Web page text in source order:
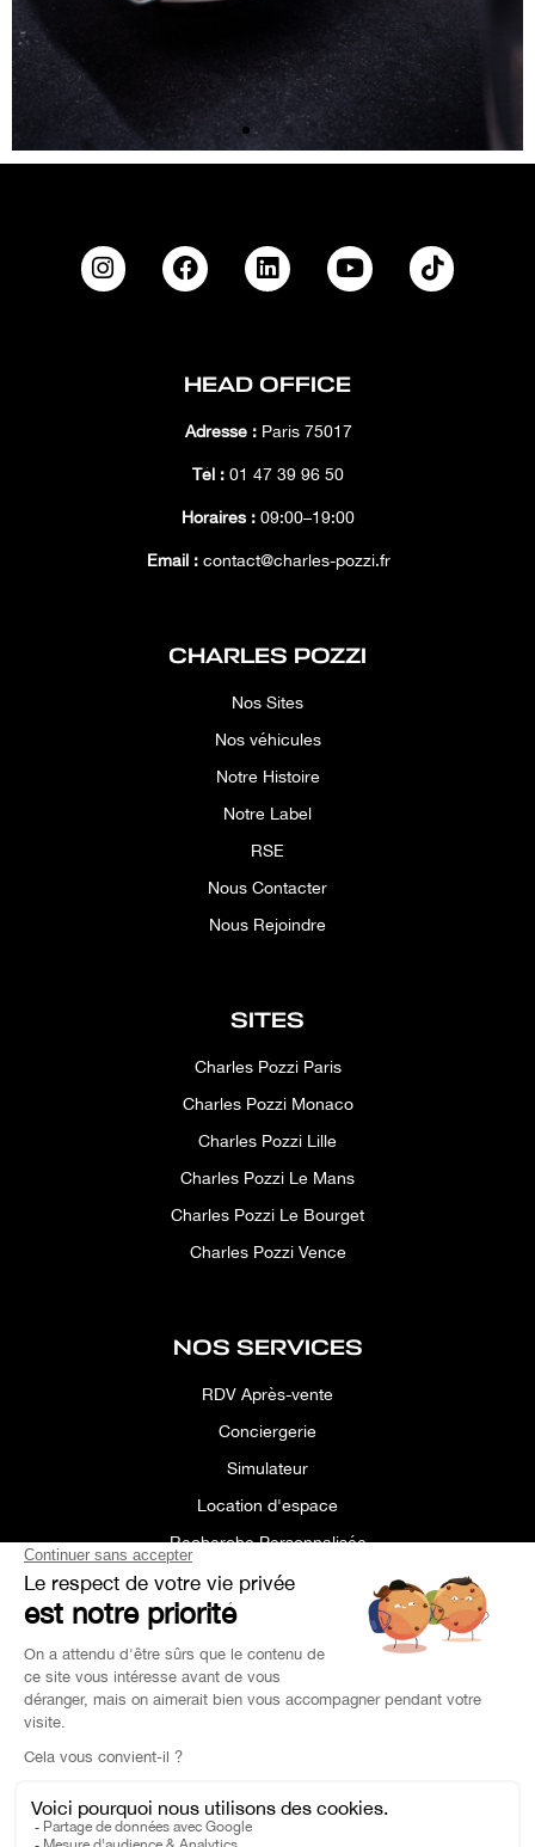
HEAD OFFICE
Adresse :Paris 75017
Tél : 01 47 39 96 50
Horaires : 09:00–19:00
Email :contact@charles-pozzi.fr
CHARLES POZZI
Nos Sites
Nos véhicules
Notre Histoire
Notre Label
RSE
Nous Contacter
Nous Rejoindre
SITES
Charles Pozzi Paris
Charles Pozzi Monaco
Charles Pozzi Lille
Charles Pozzi Le Mans
Charles Pozzi Le Bourget
Charles Pozzi Vence
NOS SERVICES
RDV Après-vente
Conciergerie
Simulateur
Location d'espace
Recherche Personnalisée
Financement
Estimation de Reprise
Pièce de Rechange
Charles Pozzi Ⓒ 2023 - Tous droits réservés -